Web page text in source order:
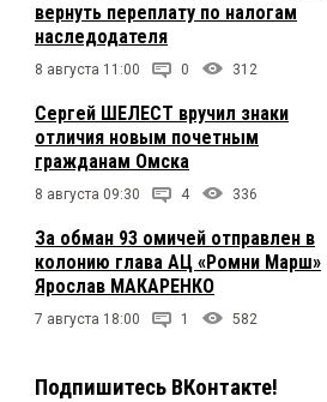
вернуть переплату по налогам
наследодателя
8 августа 11:00 0 312
Сергей ШЕЛЕСТ вручил знаки
отличия новым почетным
гражданам Омска
8 августа 09:30 4 336
За обман 93 омичей отправлен в
колонию глава АЦ «Ромни Марш»
Ярослав МАКАРЕНКО
7 августа 18:00 1 582
Подпишитесь ВКонтакте!